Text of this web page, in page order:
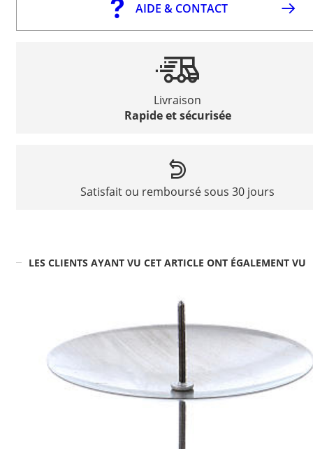
AIDE & CONTACT
Livraison
Rapide et sécurisée
Satisfait ou remboursé sous 30 jours
LES CLIENTS AYANT VU CET ARTICLE ONT ÉGALEMENT VU